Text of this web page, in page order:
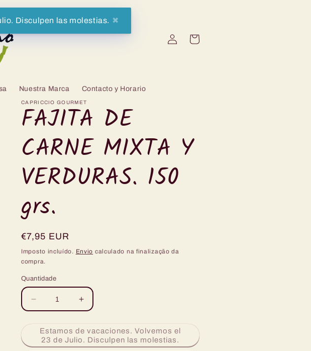
Disculpen las molestias. ✖
Nuestra Marca Contacto y Horario
Iniciar
sessão
Carrinho
CAPRICCIO GOURMET
FAJITA DE
CARNE MIXTA Y
VERDURAS. 150
grs.
Preço
normal
€7,95 EUR
Imposto incluído. Envio calculado na finalização da
compra.
Quantidade
Diminuir
a
de
FAJITA
Aumentar
a
de
FAJITA
Estamos de vacaciones. Volvemos el
23 de Julio. Disculpen las molestias.